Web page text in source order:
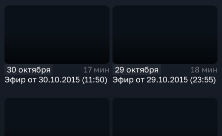
30 октября
17 мин
Эфир от 30.10.2015 (11:50)
29 октября
18 мин
Эфир от 29.10.2015 (23:55)